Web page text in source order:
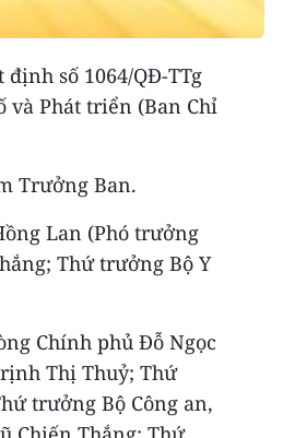
số 1064/QĐ-TTg
và Phát triển (Ban Chỉ
Trưởng Ban.
Lan (Phó trưởng
Thứ trưởng Bộ Y
Chính phủ Đỗ Ngọc
Thị Thuỷ; Thứ
trưởng Bộ Công an,